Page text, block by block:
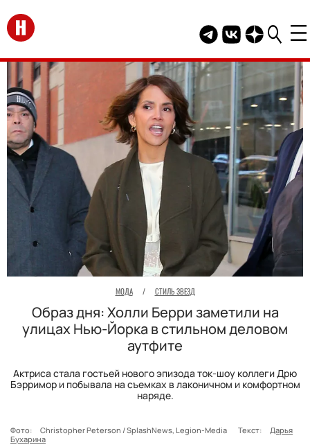
Перейти на главную
Telegram канал
Группа HELLO
Канал
МОДА / СТИЛЬ ЗВЕЗД
Образ дня: Холли Берри заметили на
улицах Нью-Йорка в стильном деловом
аутфите
Актриса стала гостьей нового эпизода ток-шоу коллеги Дрю
Бэрримор и побывала на съемках в лаконичном и комфортном
наряде.
Фото: Christopher Peterson / SplashNews, Legion-Media Текст:
Дарья
Бухарина